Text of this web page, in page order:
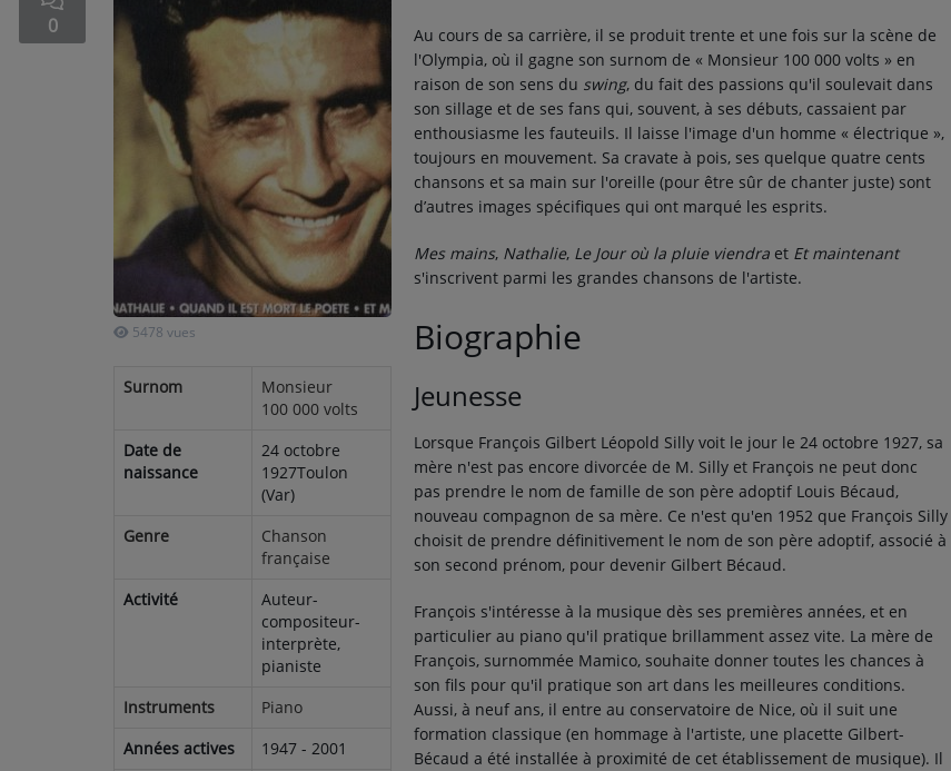
SPORT
0
5478 vues
Surnom
Monsieur
100 000 volts
Date de
naissance
24 octobre
1927Toulon
(Var)
Genre
Chanson
française
Activité
Auteur-
compositeur-
interprète,
pianiste
Instruments
Piano
Années actives
1947 - 2001
Au cours de sa carrière, il se produit trente et une fois sur la scène de
l'Olympia, où il gagne son surnom de « Monsieur 100 000 volts » en
raison de son sens du swing, du fait des passions qu'il soulevait dans
son sillage et de ses fans qui, souvent, à ses débuts, cassaient par
enthousiasme les fauteuils. Il laisse l'image d'un homme « électrique »,
toujours en mouvement. Sa cravate à pois, ses quelque quatre cents
chansons et sa main sur l'oreille (pour être sûr de chanter juste) sont
d’autres images spécifiques qui ont marqué les esprits.
Mes mains, Nathalie, Le Jour où la pluie viendra et Et maintenant
s'inscrivent parmi les grandes chansons de l'artiste.
Biographie
Jeunesse
Lorsque François Gilbert Léopold Silly voit le jour le 24 octobre 1927, sa
mère n'est pas encore divorcée de M. Silly et François ne peut donc
pas prendre le nom de famille de son père adoptif Louis Bécaud,
nouveau compagnon de sa mère. Ce n'est qu'en 1952 que François Silly
choisit de prendre définitivement le nom de son père adoptif, associé à
son second prénom, pour devenir Gilbert Bécaud.
François s'intéresse à la musique dès ses premières années, et en
particulier au piano qu'il pratique brillamment assez vite. La mère de
François, surnommée Mamico, souhaite donner toutes les chances à
son fils pour qu'il pratique son art dans les meilleures conditions.
Aussi, à neuf ans, il entre au conservatoire de Nice, où il suit une
formation classique (en hommage à l'artiste, une placette Gilbert-
Bécaud a été installée à proximité de cet établissement de musique). Il